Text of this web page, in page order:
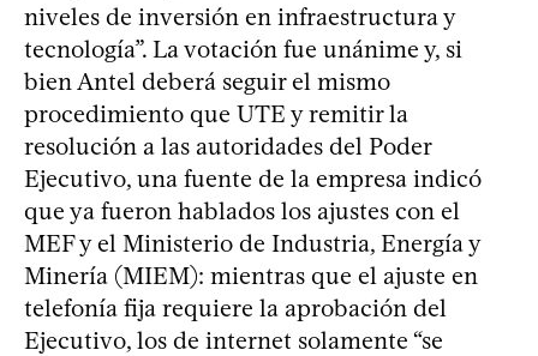
niveles de inversión en infraestructura y
tecnología”. La votación fue unánime y, si
bien Antel deberá seguir el mismo
procedimiento que UTE y remitir la
resolución a las autoridades del Poder
Ejecutivo, una fuente de la empresa indicó
que ya fueron hablados los ajustes con el
MEF y el Ministerio de Industria, Energía y
Minería (MIEM): mientras que el ajuste en
telefonía fija requiere la aprobación del
Ejecutivo, los de internet solamente “se